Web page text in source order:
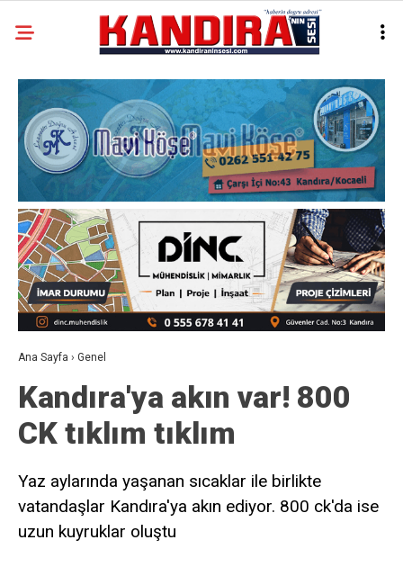
Ana Sayfa › Genel
Kandıra'ya akın var! 800
CK tıklım tıklım
Yaz aylarında yaşanan sıcaklar ile birlikte
vatandaşlar Kandıra'ya akın ediyor. 800 ck'da ise
uzun kuyruklar oluştu